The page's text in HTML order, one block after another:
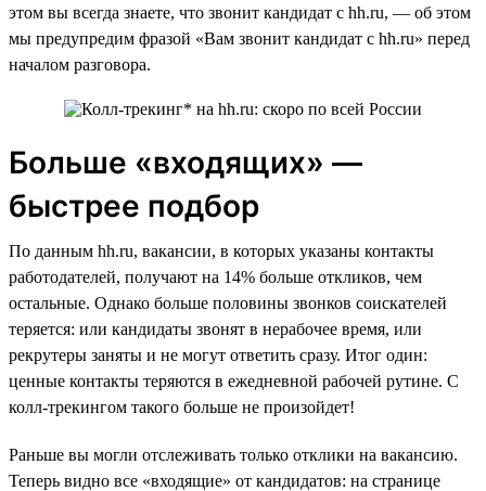
этом вы всегда знаете, что звонит кандидат с hh.ru, — об этом
мы предупредим фразой «Вам звонит кандидат с hh.ru» перед
началом разговора.
Больше «входящих» —
быстрее подбор
По данным hh.ru, вакансии, в которых указаны контакты
работодателей, получают на 14% больше откликов, чем
остальные. Однако больше половины звонков соискателей
теряется: или кандидаты звонят в нерабочее время, или
рекрутеры заняты и не могут ответить сразу. Итог один:
ценные контакты теряются в ежедневной рабочей рутине. С
колл-трекингом такого больше не произойдет!
Раньше вы могли отслеживать только отклики на вакансию.
Теперь видно все «входящие» от кандидатов: на странице